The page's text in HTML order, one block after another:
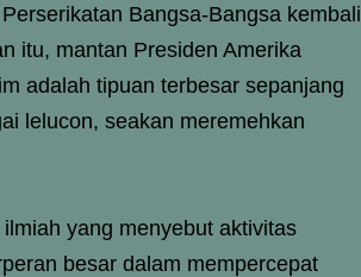
Bangsa-Bangsa kembali
itu, mantan Presiden Amerika
adalah tipuan terbesar sepanjang
lelucon, seakan meremehkan
yang menyebut aktivitas
besar dalam mempercepat